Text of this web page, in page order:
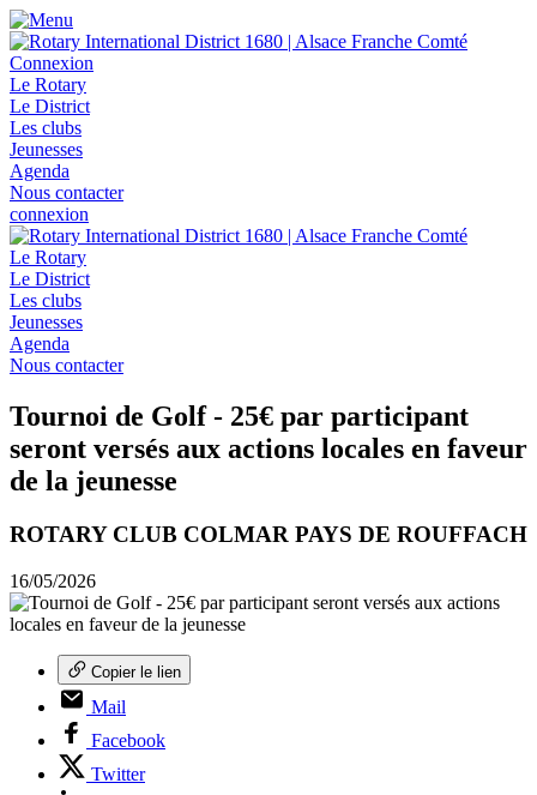
Connexion
Le Rotary
Le District
Les clubs
Jeunesses
Agenda
Nous contacter
connexion
Le Rotary
Le District
Les clubs
Jeunesses
Agenda
Nous contacter
Tournoi de Golf - 25€ par participant
seront versés aux actions locales en faveur
de la jeunesse
ROTARY CLUB COLMAR PAYS DE ROUFFACH
16/05/2026
Copier le lien
Mail
Facebook
Twitter